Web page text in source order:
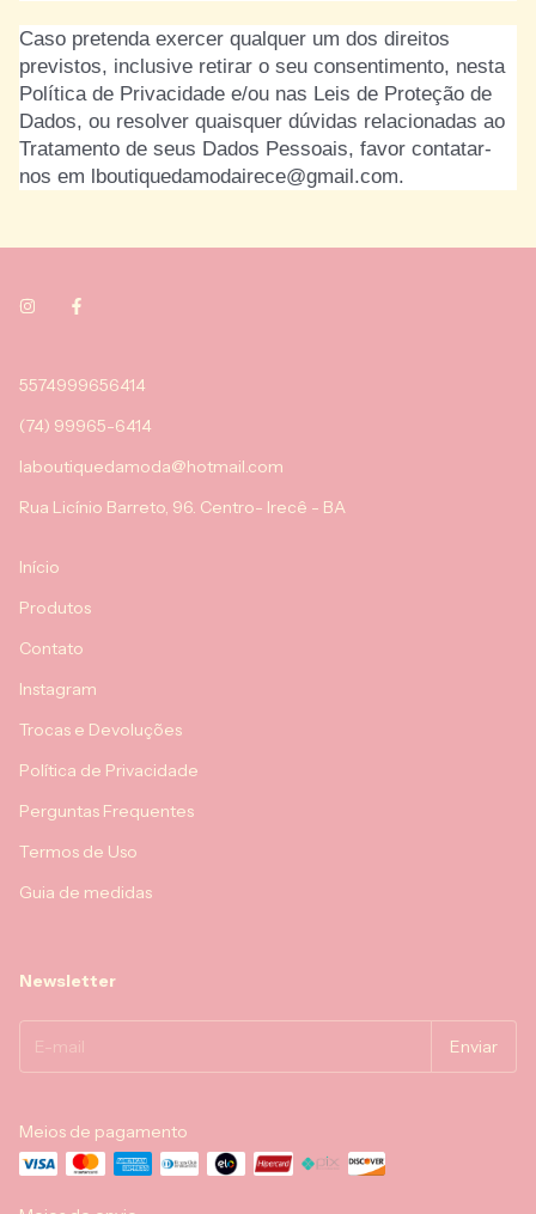
Caso pretenda exercer qualquer um dos direitos
previstos, inclusive retirar o seu consentimento, nesta
Política de Privacidade e/ou nas Leis de Proteção de
Dados, ou resolver quaisquer dúvidas relacionadas ao
Tratamento de seus Dados Pessoais, favor contatar-
nos em lboutiquedamodairece@gmail.com.
5574999656414
(74) 99965-6414
laboutiquedamoda@hotmail.com
Rua Licínio Barreto, 96. Centro- Irecê - BA
Início
Produtos
Contato
Instagram
Trocas e Devoluções
Política de Privacidade
Perguntas Frequentes
Termos de Uso
Guia de medidas
Newsletter
Meios de pagamento